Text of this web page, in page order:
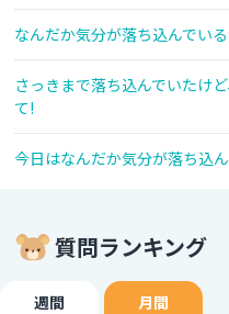
なんだか気分が落ち込んでい
さっきまで落ち込んでいたけ
て!
今日はなんだか気分が落ち込
質問ランキング
週間 月間